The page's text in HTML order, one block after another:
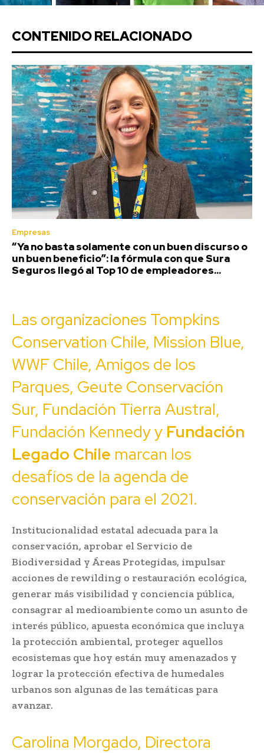
CONTENIDO RELACIONADO
Empresas
“Ya no basta solamente con un buen discurso o
un buen beneficio”: la fórmula con que Sura
Seguros llegó al Top 10 de empleadores...
Las organizaciones Tompkins
Conservation Chile, Mission Blue,
WWF Chile, Amigos de los
Parques, Geute Conservación
Sur, Fundación Tierra Austral,
Fundación Kennedy y Fundación
Legado Chile marcan los
desafíos de la agenda de
conservación para el 2021.
Institucionalidad estatal adecuada para la
conservación, aprobar el Servicio de
Biodiversidad y Áreas Protegidas, impulsar
acciones de rewilding o restauración ecológica,
generar más visibilidad y conciencia pública,
consagrar al medioambiente como un asunto de
interés público, apuesta económica que incluya
la protección ambiental, proteger aquellos
ecosistemas que hoy están muy amenazados y
lograr la protección efectiva de humedales
urbanos son algunas de las temáticas para
avanzar.
Carolina Morgado, Directora